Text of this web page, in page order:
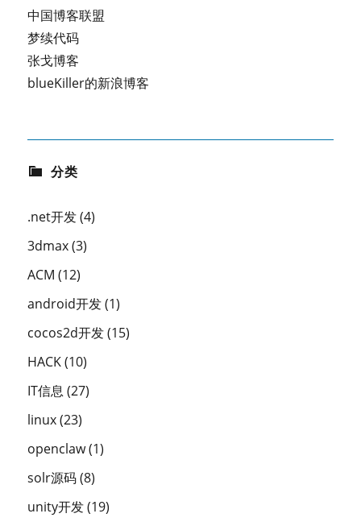
中国博客联盟
梦续代码
张戈博客
blueKiller的新浪博客
分类
.net开发(4)
3dmax(3)
ACM (12)
android开发(1)
cocos2d开发(15)
HACK(10)
IT信息 (27)
linux(23)
openclaw(1)
solr源码(8)
unity开发(19)